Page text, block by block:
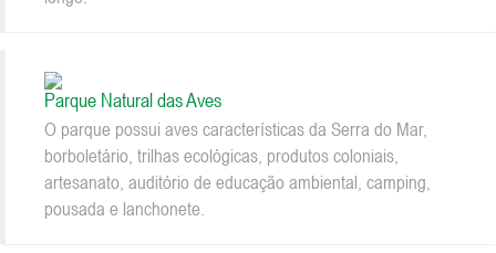
Parque Natural das Aves
O parque possui aves características da Serra do Mar,
borboletário, trilhas ecológicas, produtos coloniais,
artesanato, auditório de educação ambiental, camping,
pousada e lanchonete.